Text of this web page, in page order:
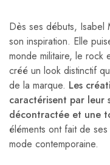
Dès ses débuts, Isabel
son inspiration. Elle
monde militaire, le rock
créé un look distinctif
de la marque. Les
caractérisent par leur
décontractée et une
éléments ont fait de
mode contemporaine.